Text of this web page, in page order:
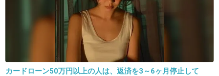
もういいんじゃね？この人
+331
カードローン50万円以上の人は、返済を3～6ヶ月停止して